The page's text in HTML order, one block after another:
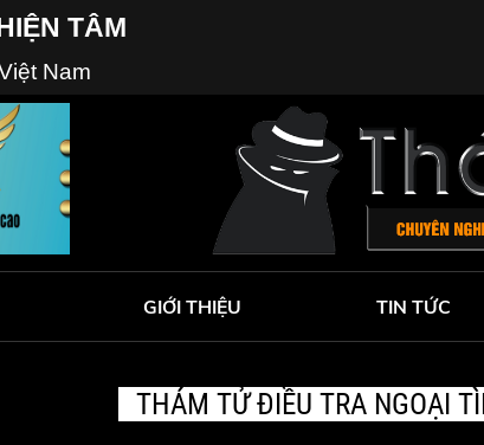
TÂM
Nam
GIỚI THIỆU TIN TỨC
THÁM TỬ ĐIỀU TRA NGOẠI